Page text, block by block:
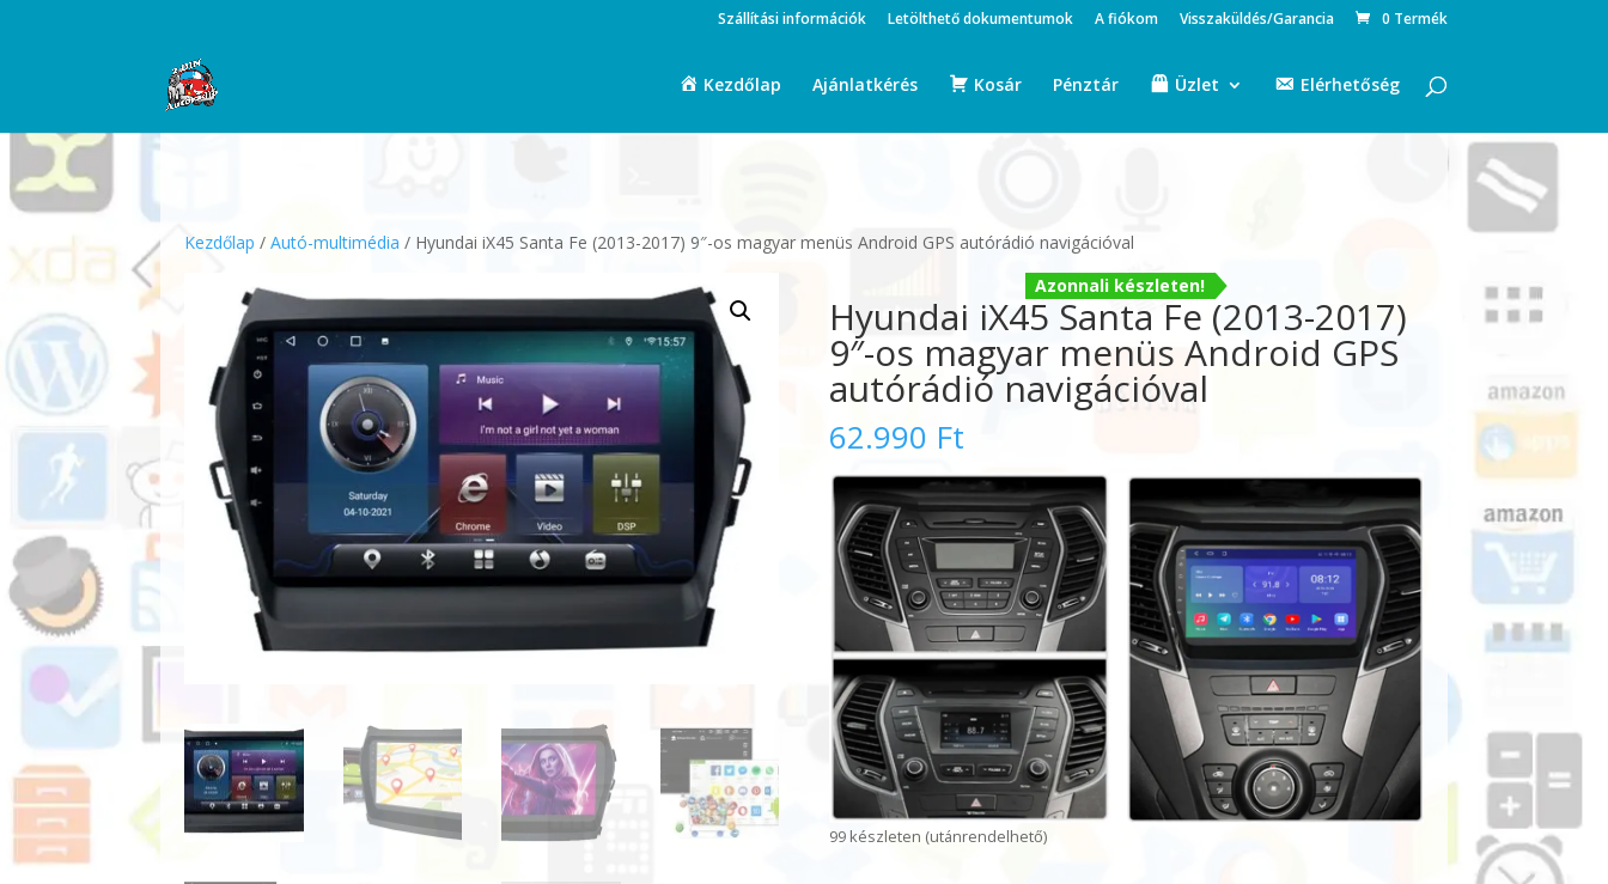
Szállítási információk Letölthető dokumentumok A fiókom Visszaküldés/Garancia 0 Termék
Kezdőlap Ajánlatkérés Kosár Pénztár Üzlet Elérhetőség
Kezdőlap /Autó-multimédia / Hyundai iX45 Santa Fe (2013-2017) 9″-os magyar menüs Android GPS autórádió navigációval
Azonnali készleten!
Hyundai iX45 Santa Fe (2013-2017)
9″-os magyar menüs Android GPS
autórádió navigációval
62.990 Ft
99 készleten (utánrendelhető)